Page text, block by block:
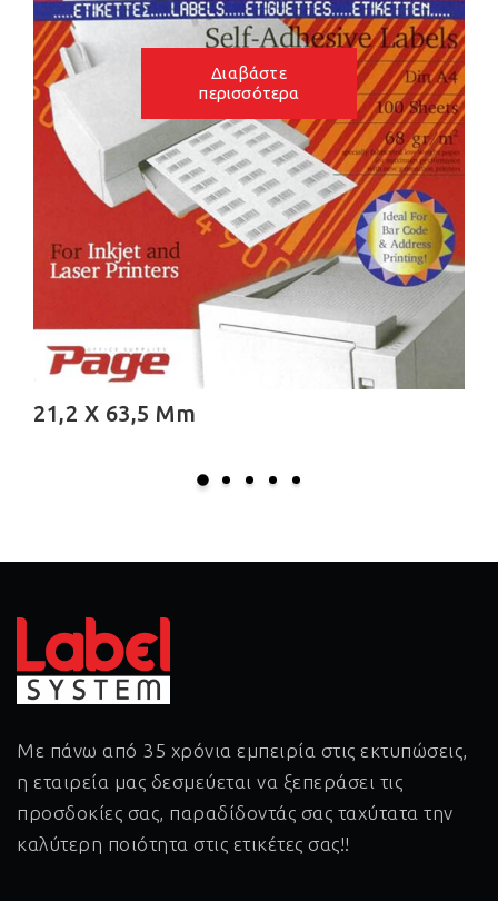
Διαβάστε
περισσότερα
21,2 X 190,0 Mm
Με πάνω από 35 χρόνια εμπειρία στις εκτυπώσεις,
η εταιρεία μας δεσμεύεται να ξεπεράσει τις
προσδοκίες σας, παραδίδοντάς σας ταχύτατα την
καλύτερη ποιότητα στις ετικέτες σας!!